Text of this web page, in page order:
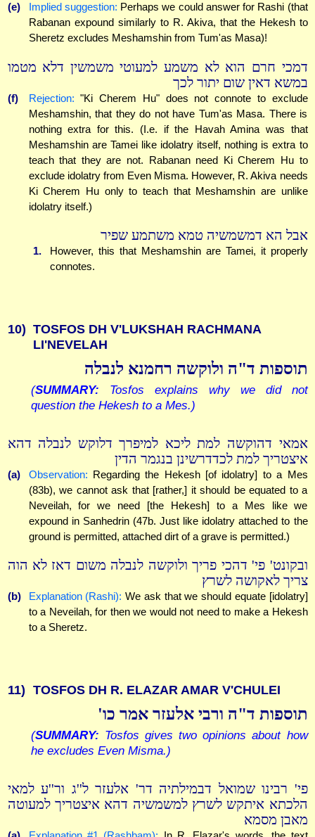
(e) Implied suggestion: Perhaps we could answer for Rashi (that
Rabanan expound similarly to R. Akiva, that the Hekesh to
Sheretz excludes Meshamshin from Tum'as Masa)!
דמכי חרם הוא לא משמע למעוטי משמשין דלא מטמו
במשא דאין שום יתור לכך
(f) Rejection: "Ki Cherem Hu" does not connote to exclude
Meshamshin, that they do not have Tum'as Masa. There is
nothing extra for this. (I.e. if the Havah Amina was that
Meshamshin are Tamei like idolatry itself, nothing is extra to
teach that they are not. Rabanan need Ki Cherem Hu to
exclude idolatry from Even Misma. However, R. Akiva needs
Ki Cherem Hu only to teach that Meshamshin are unlike
idolatry itself.)
אבל הא דמשמשיה טמא משתמע שפיר
1.
However, this that Meshamshin are Tamei, it properly
connotes.
10) TOSFOS DH V'LUKSHAH RACHMANA
LI'NEVELAH
תוספות ד"ה ולוקשה רחמנא לנבלה
(SUMMARY: Tosfos explains why we did not
question the Hekesh to a Mes.)
אמאי דהוקשה למת ליכא למיפרך דלוקש לנבלה דהא
איצטריך למת לכדדרשינן בנגמר הדין
(a) Observation: Regarding the Hekesh [of idolatry] to a Mes
(83b), we cannot ask that [rather,] it should be equated to a
Neveilah, for we need [the Hekesh] to a Mes like we
expound in Sanhedrin (47b. Just like idolatry attached to the
ground is permitted, attached dirt of a grave is permitted.)
ובקונט' פי' דהכי פריך ולוקשה לנבלה משום דאז לא הוה
צריך לאקושה לשרץ
(b) Explanation (Rashi): We ask that we should equate [idolatry]
to a Neveilah, for then we would not need to make a Hekesh
to a Sheretz.
11) TOSFOS DH R. ELAZAR AMAR V'CHULEI
תוספות ד"ה ורבי אלעזר אמר כו'
(SUMMARY: Tosfos gives two opinions about how
he excludes Even Misma.)
פי' רבינו שמואל דבמילתיה דר' אלעזר ל''ג ור''ע למאי
הלכתא איתקש לשרץ למשמשיה דהא איצטריך למעוטה
מאבן מסמא